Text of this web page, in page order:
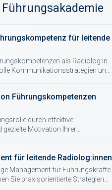
für leitende
Kommunikationsstrategien und
Führungskompetenzen
durch effektive
gezielte Motivation Ihrer
für leitende Radiolog:innen
Management für Führungskräfte
Sie praxisorientierte Strategien